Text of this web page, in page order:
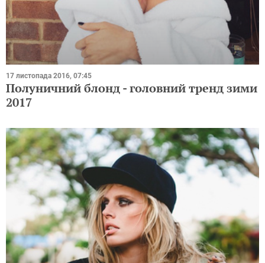
17 листопада 2016, 07:45
Полуничний блонд - головний тренд зими
2017